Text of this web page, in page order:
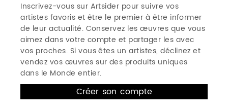
Inscrivez-vous sur Artsider pour suivre vos
artistes favoris et être le premier à être informer
de leur actualité. Conservez les œuvres que vous
aimez dans votre compte et partager les avec
vos proches. Si vous êtes un artistes, déclinez et
vendez vos œuvres sur des produits uniques
dans le Monde entier.